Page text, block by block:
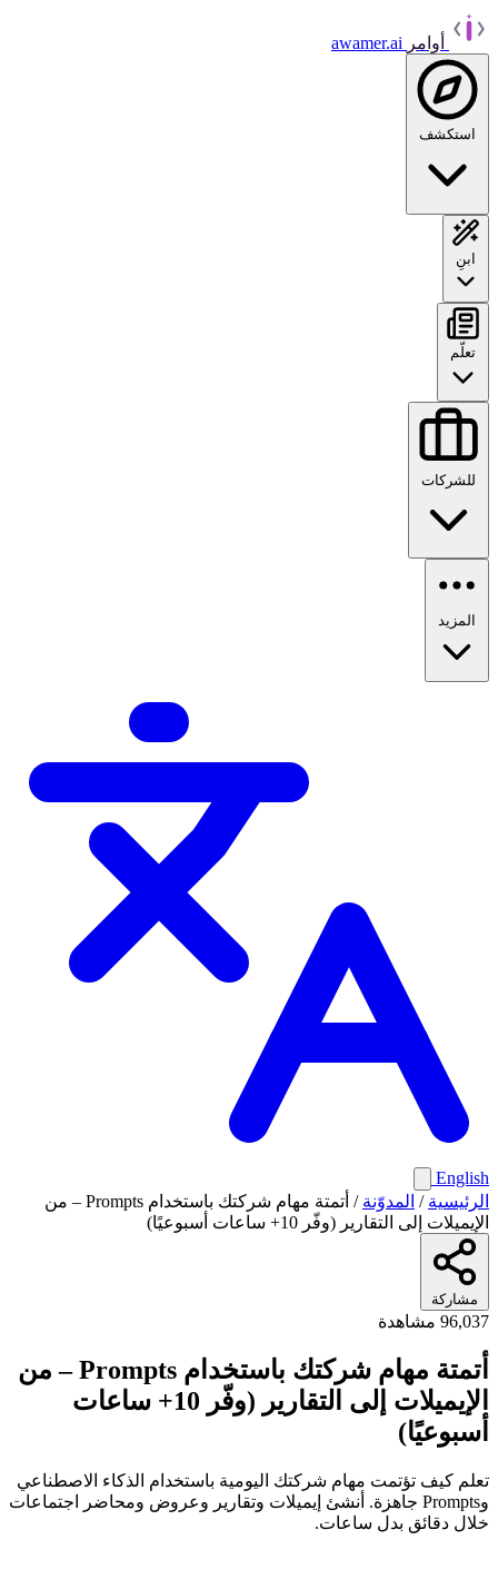
أوامر awamer.ai
استكشف
ابنِ
تعلّم
للشركات
المزيد
English
الرئيسية / المدوّنة /
أتمتة مهام شركتك باستخدام Prompts – من
الإيميلات إلى التقارير (وفّر 10+ ساعات أسبوعيًا)
مشاركة
96,037 مشاهدة
أتمتة مهام شركتك باستخدام Prompts – من
الإيميلات إلى التقارير (وفّر 10+ ساعات
أسبوعيًا)
تعلم كيف تؤتمت مهام شركتك اليومية باستخدام الذكاء الاصطناعي
وPrompts جاهزة. أنشئ إيميلات وتقارير وعروض ومحاضر اجتماعات
خلال دقائق بدل ساعات.